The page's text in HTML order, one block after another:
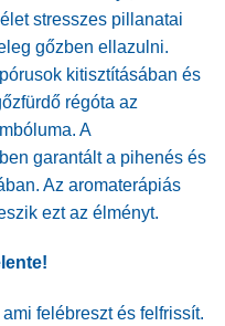
stresszes pillanatai
gőzben ellazulni.
kitisztításában és
régóta az
A
garantált a pihenés és
Az aromaterápiás
ezt az élményt.
felébreszt és felfrissít.